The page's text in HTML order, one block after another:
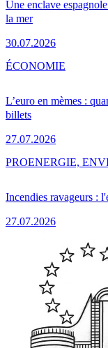
Une enclave
la mer
30.07.2026
L’euro en mèmes :
billets
27.07.2026
ÉCONOMIE
Incendies ravageurs :
27.07.2026
PROENERGIE,